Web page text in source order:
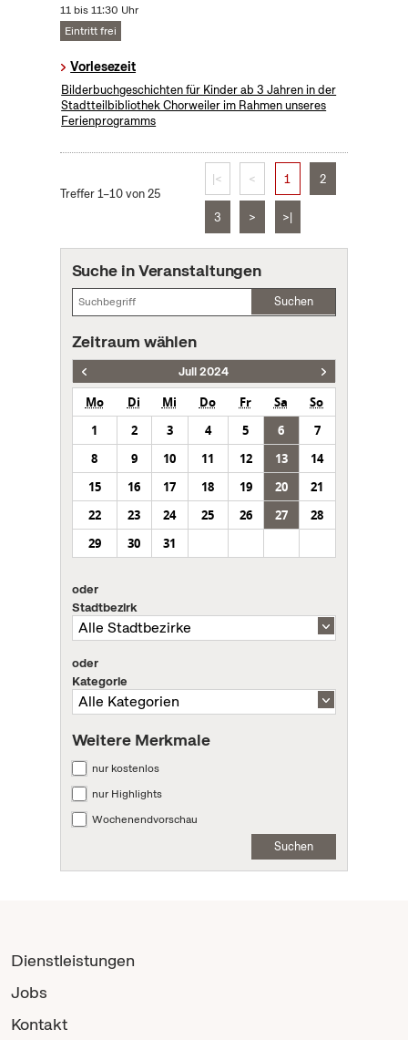
11 bis 11:30 Uhr
Eintritt frei
Vorlesezeit
Bilderbuchgeschichten für Kinder ab 3 Jahren in der
Stadtteilbibliothek Chorweiler im Rahmen unseres
Ferienprogramms
Treffer 1–10 von 25
|< < 1 2
3 > >|
Suche in Veranstaltungen
Suchen
Zeitraum wählen
Juli 2024
Mo Di Mi Do Fr Sa
So
1
2 3 4 5 6
7
8
9 10 11 12 13
14
15
16 17 18 19 20
21
22
23 24 25 26 27
28
29
30 31
oder
Stadtbezirk
oder
Kategorie
Weitere Merkmale
nur kostenlos
nur Highlights
Wochenendvorschau
Suchen
Dienstleistungen
Jobs
Kontakt